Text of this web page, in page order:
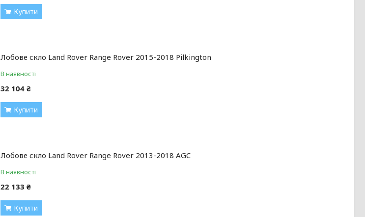
Купити
Лобове скло Land Rover Range Rover 2015-2018 Pilkington
В наявності
32 104 ₴
Купити
Лобове скло Land Rover Range Rover 2013-2018 AGC
В наявності
22 133 ₴
Купити